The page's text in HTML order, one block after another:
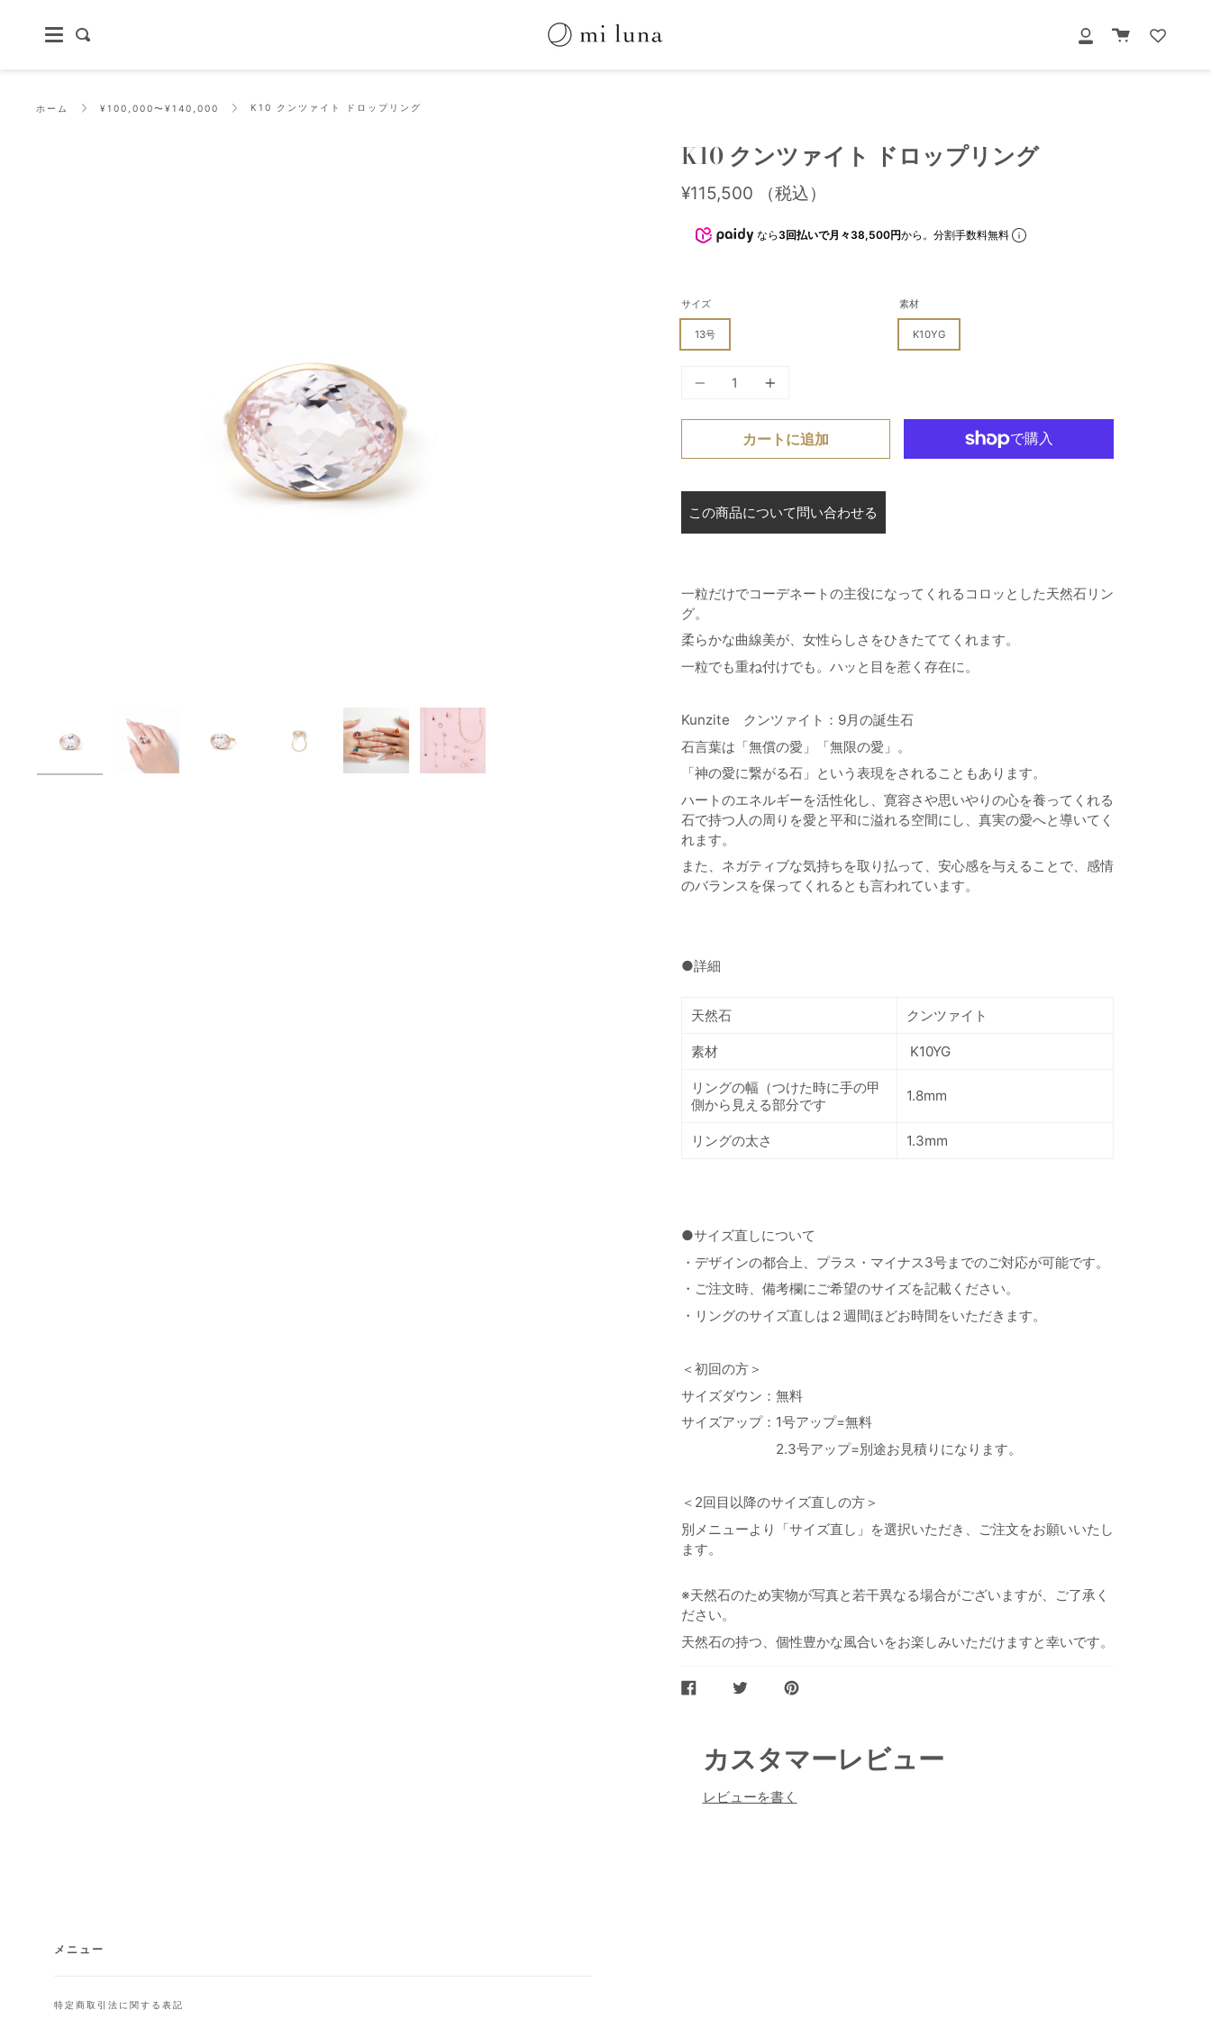
content
探
マ
カ
ホーム ¥100,000〜¥140,000 K10 クンツァイト ドロップリング
K10 クンツァイト ドロップリング
¥115,500 （税込）
なら 3回払いで月々38,500円から。分割手数料無料
サイズ
13号
素材
K10YG
カートに追加
この商品について問い合わせる
一粒だけでコーデネートの主役になってくれるコロッとした天然石リン
グ。
柔らかな曲線美が、女性らしさをひきたててくれます。
一粒でも重ね付けでも。ハッと目を惹く存在に。
Kunzite クンツァイト ：9月の誕生石
石言葉は「無償の愛」「無限の愛」。
「神の愛に繋がる石」という表現をされることもあります。
ハートのエネルギーを活性化し、寛容さや思いやりの心を養ってくれる
石で持つ人の周りを愛と平和に溢れる空間にし、真実の愛へと導いてく
れます。
また、ネガティブな気持ちを取り払って、安心感を与えることで、感情
のバランスを保ってくれるとも言われています。
●詳細
天然石 クンツァイト
素材 K10YG
リングの幅（つけた時に手の甲
側から見える部分です
1.8mm
リングの太さ 1.3mm
●サイズ直しについて
・デザインの都合上、プラス・マイナス3号までのご対応が可能です。
・ご注文時、備考欄にご希望のサイズを記載ください。
・リングのサイズ直しは２週間ほどお時間をいただきます。
＜初回の方＞
サイズダウン：無料
サイズアップ：1号アップ=無料
2.3号アップ=別途お見積りになります。
＜2回目以降のサイズ直しの方＞
別メニューより「サイズ直し」を選択いただき、ご注文をお願いいたし
ます。
※天然石のため実物が写真と若干異なる場合がございますが、ご了承く
ださい。
天然石の持つ、個性豊かな風合いをお楽しみいただけますと幸いです。
FACEBOOKTWITTER
ト
PINTEREST
カスタマーレビュー
レビューを書く
メニュー
特定商取引法に関する表記